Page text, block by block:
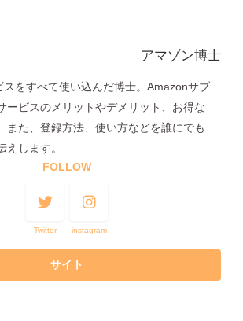
アマゾン博士
をすべて使い込んだ博士。Amazonサブ
ービスのメリットやデメリット、お得な
また、登録方法、使い方などを誰にでも
えします。
FOLLOW
Twitter instagram